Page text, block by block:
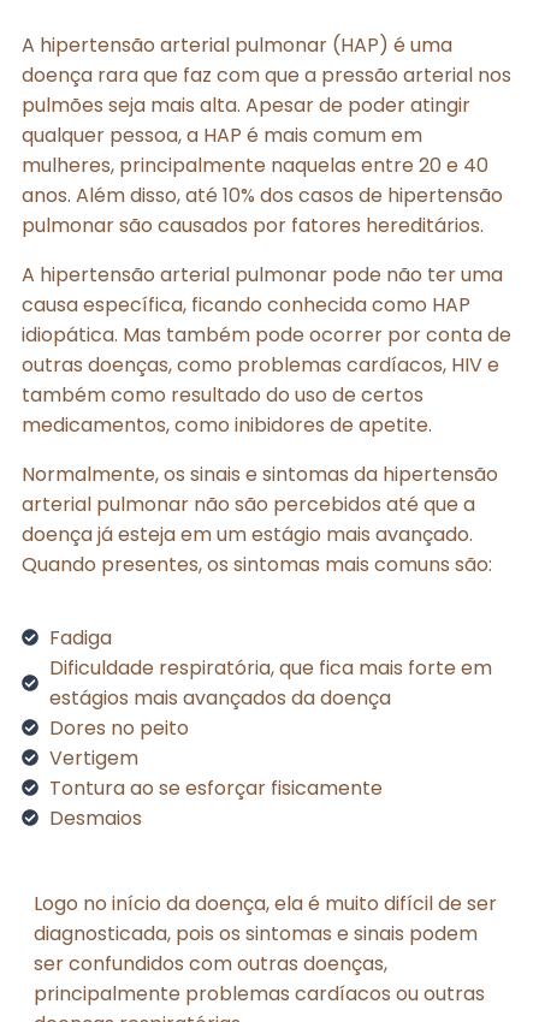
A hipertensão arterial pulmonar (HAP) é uma
doença rara que faz com que a pressão arterial nos
pulmões seja mais alta. Apesar de poder atingir
qualquer pessoa, a HAP é mais comum em
mulheres, principalmente naquelas entre 20 e 40
anos. Além disso, até 10% dos casos de hipertensão
pulmonar são causados por fatores hereditários.
A hipertensão arterial pulmonar pode não ter uma
causa específica, ficando conhecida como HAP
idiopática. Mas também pode ocorrer por conta de
outras doenças, como problemas cardíacos, HIV e
também como resultado do uso de certos
medicamentos, como inibidores de apetite.
Normalmente, os sinais e sintomas da hipertensão
arterial pulmonar não são percebidos até que a
doença já esteja em um estágio mais avançado.
Quando presentes, os sintomas mais comuns são:
Fadiga
Dificuldade respiratória, que fica mais forte em
estágios mais avançados da doença
Dores no peito
Vertigem
Tontura ao se esforçar fisicamente
Desmaios
Logo no início da doença, ela é muito difícil de ser
diagnosticada, pois os sintomas e sinais podem
ser confundidos com outras doenças,
principalmente problemas cardíacos ou outras